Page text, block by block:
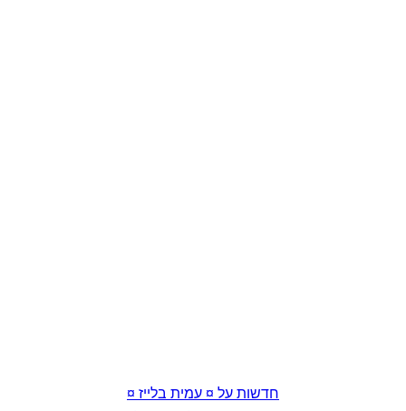
חדשות על ¤ עמית בלייז ¤